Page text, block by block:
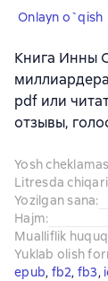
Onlayn o`qish
Книга Инны
pdf или
отзывы,
Yosh
Litresda
Yozilgan sana:
Hajm:
Mualliflik
Yuklab olish
epub, fb2, fb3,